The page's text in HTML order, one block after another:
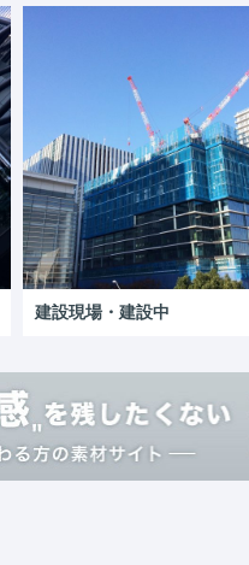
建設現場・建設中